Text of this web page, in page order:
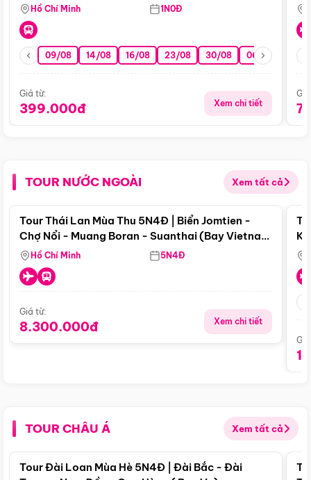
Hồ Chí Minh 1N0Đ
09/08 14/08 16/08 23/08 30/08 06/09 13/09
Giá từ:
399.000đ Xem chi tiết
TOUR NƯỚC NGOÀI Xem tất cả
Điểm nổi bật
Tour Thái Lan Mùa Thu 5N4Đ | Biển Jomtien -
Chợ Nổi - Muang Boran - Suanthai (Bay Vietnam
Airlines)
Hồ Chí Minh 5N4Đ
Giá từ:
8.300.000đ Xem chi tiết
TOUR CHÂU Á Xem tất cả
Điểm nổi bật
Tour Đài Loan Mùa Hè 5N4Đ | Đài Bắc - Đài